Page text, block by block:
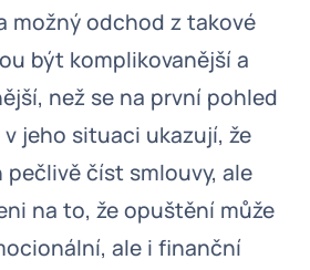
možný odchod z takové
být komplikovanější a
než se na první pohled
jeho situaci ukazují, že
číst smlouvy, ale
na to, že opuštění může
ale i finanční